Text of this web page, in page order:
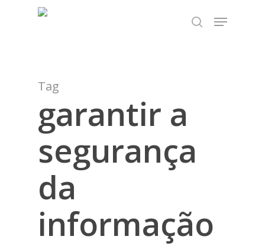
TEST89838
search
Menu
Tag
garantir a
segurança
da
informação